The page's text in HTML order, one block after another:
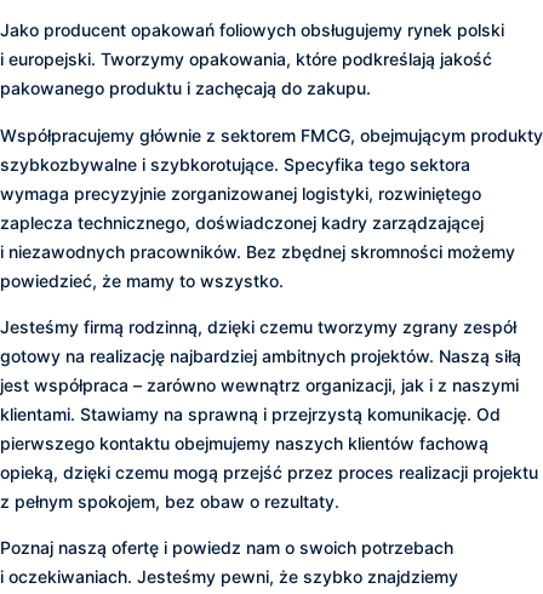
Jako producent opakowań foliowych obsługujemy rynek polski
i europejski. Tworzymy opakowania, które podkreślają jakość
pakowanego produktu i zachęcają do zakupu.
Współpracujemy głównie z sektorem FMCG, obejmującym produkty
szybkozbywalne i szybkorotujące. Specyfika tego sektora
wymaga precyzyjnie zorganizowanej logistyki, rozwiniętego
zaplecza technicznego, doświadczonej kadry zarządzającej
i niezawodnych pracowników. Bez zbędnej skromności możemy
powiedzieć, że mamy to wszystko.
Jesteśmy firmą rodzinną, dzięki czemu tworzymy zgrany zespół
gotowy na realizację najbardziej ambitnych projektów. Naszą siłą
jest współpraca – zarówno wewnątrz organizacji, jak i z naszymi
klientami. Stawiamy na sprawną i przejrzystą komunikację. Od
pierwszego kontaktu obejmujemy naszych klientów fachową
opieką, dzięki czemu mogą przejść przez proces realizacji projektu
z pełnym spokojem, bez obaw o rezultaty.
Poznaj naszą ofertę i powiedz nam o swoich potrzebach
i oczekiwaniach. Jesteśmy pewni, że szybko znajdziemy